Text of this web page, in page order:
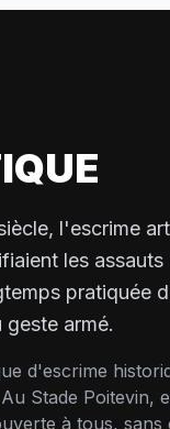
l'escrime
les
pratiquée
armé.
d'escrime
Stade Poitevin,
à tous,